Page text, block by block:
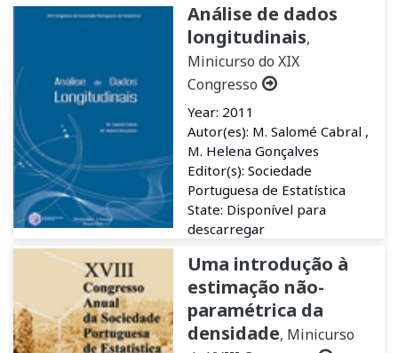
Análise de dados
longitudinais,
Minicurso do XIX
Congresso
Year: 2011
Autor(es): M. Salomé Cabral ,
M. Helena Gonçalves
Editor(s): Sociedade
Portuguesa de Estatística
State: Disponível para
descarregar
Uma introdução à
estimação não-
paramétrica da
densidade, Minicurso